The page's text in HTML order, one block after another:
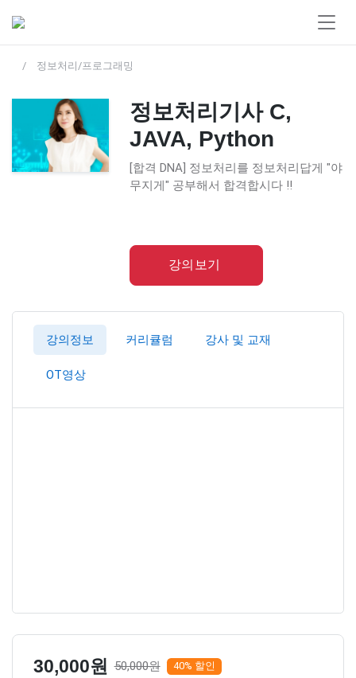
정보처리/프로그래밍
정보처리기사 C,
JAVA, Python
[합격 DNA] 정보처리를 정보처리답게 "야
무지게" 공부해서 합격합시다 !!
강의보기
강의정보 커리큘럼 강사 및 교재
OT영상
30,000원 50,000원 40% 할인